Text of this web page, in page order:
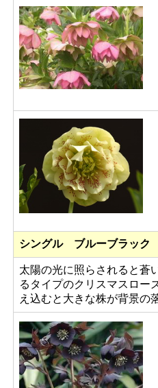
シングル ブルーブラック
太陽の光に照らされると蒼
るタイプのクリスマスロー
え込むと大きな株が背景の